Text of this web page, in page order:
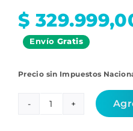
$
Envío Gratis
Precio sin Impuestos